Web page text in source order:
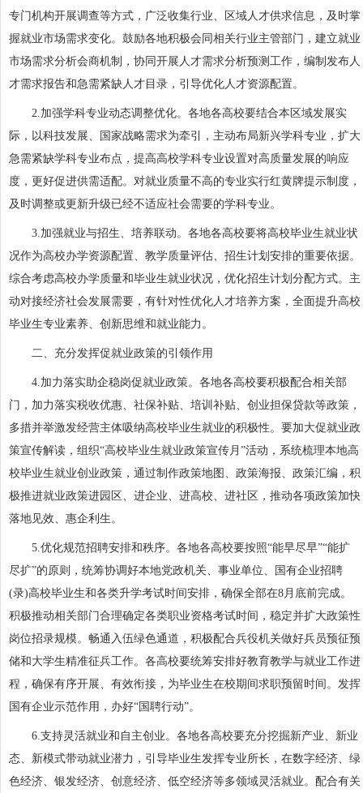
专门机构开展调查等方式，广泛收集行业、区域人才供求信息，及时掌
握就业市场需求变化。鼓励各地积极会同相关行业主管部门，建立就业
市场需求分析会商机制，协同开展人才需求分析预测工作，编制发布人
才需求报告和急需紧缺人才目录，引导优化人才资源配置。
2.加强学科专业动态调整优化。各地各高校要结合本区域发展实
际，以科技发展、国家战略需求为牵引，主动布局新兴学科专业，扩大
急需紧缺学科专业布点，提高高校学科专业设置对高质量发展的响应
度，更好促进供需适配。对就业质量不高的专业实行红黄牌提示制度，
及时调整或更新升级已经不适应社会需要的学科专业。
3.加强就业与招生、培养联动。各地各高校要将高校毕业生就业状
况作为高校办学资源配置、教学质量评估、招生计划安排的重要依据。
综合考虑高校办学质量和毕业生就业状况，优化招生计划分配方式。主
动对接经济社会发展需要，有针对性优化人才培养方案，全面提升高校
毕业生专业素养、创新思维和就业能力。
二、充分发挥促就业政策的引领作用
4.加力落实助企稳岗促就业政策。各地各高校要积极配合相关部
门，加力落实税收优惠、社保补贴、培训补贴、创业担保贷款等政策，
多措并举激发经营主体吸纳高校毕业生就业的积极性。要加大促就业政
策宣传解读，组织“高校毕业生就业政策宣传月”活动，系统梳理本地高
校毕业生就业创业政策，通过制作政策地图、政策海报、政策汇编，积
极推进就业政策进园区、进企业、进高校、进社区，推动各项政策加快
落地见效、惠企利生。
5.优化规范招聘安排和秩序。各地各高校要按照“能早尽早”“能扩
尽扩”的原则，统筹协调好本地党政机关、事业单位、国有企业招聘
(录)高校毕业生和各类升学考试时间安排，确保全部在8月底前完成。
积极推动相关部门合理确定各类职业资格考试时间，稳定并扩大政策性
岗位招录规模。畅通入伍绿色通道，积极配合兵役机关做好兵员预征预
储和大学生精准征兵工作。各高校要统筹安排好教育教学与就业工作进
程，确保有序开展、有效衔接，为毕业生在校期间求职预留时间。发挥
国有企业示范作用，办好“国聘行动”。
6.支持灵活就业和自主创业。各地各高校要充分挖掘新产业、新业
态、新模式带动就业潜力，引导毕业生发挥专业所长，在数字经济、绿
色经济、银发经济、创意经济、低空经济等多领域灵活就业。配合有关